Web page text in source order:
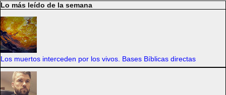
Lo más leído de la semana
Los muertos interceden por los vivos. Bases Bíblicas directas